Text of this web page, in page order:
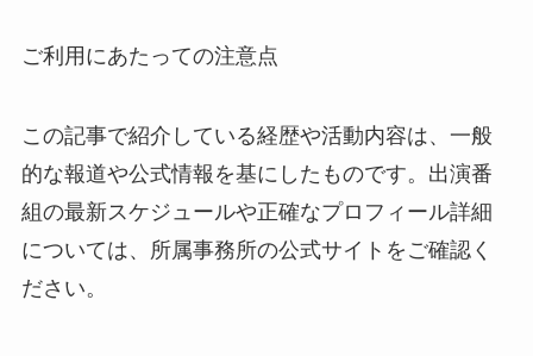
ご利用にあたっての注意点
この記事で紹介している経歴や活動内容は、一般
的な報道や公式情報を基にしたものです。出演番
組の最新スケジュールや正確なプロフィール詳細
については、所属事務所の公式サイトをご確認く
ださい。